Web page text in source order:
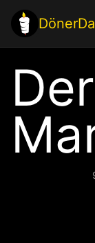
Zum
Inhalt
springen